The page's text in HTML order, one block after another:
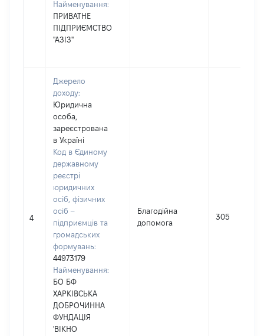
Найменування:
ПРИВАТНЕ
ПІДПРИЄМСТВО
"АЗІЗ"
4
Джерело
доходу:
Юридична
особа,
зареєстрована
в Україні
Код в Єдиному
державному
реєстрі
юридичних
осіб, фізичних
осіб –
підприємців та
громадських
формувань:
44973179
Найменування:
БО БФ
ХАРКІВСЬКА
ДОБРОЧИННА
ФУНДАЦІЯ
'ВІКНО
Благодійна
допомога
305